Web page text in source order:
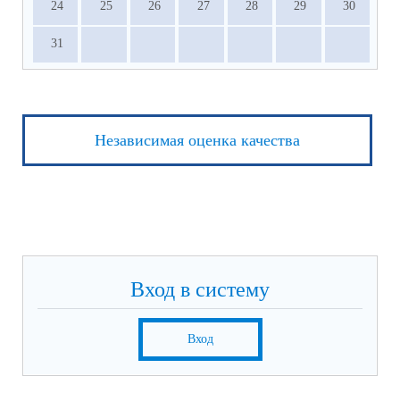
24 25 26 27 28 29 30
31
Независимая оценка качества
Вход в систему
Вход